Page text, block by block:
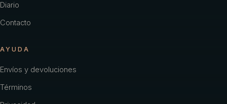
Color
Davidoff
Diesel
Dior
Diario
Contacto
AYUDA
Envíos y devoluciones
Términos